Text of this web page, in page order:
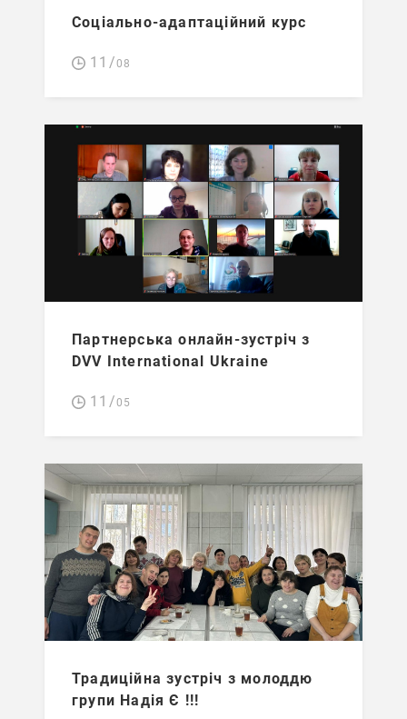
Соціально-адаптаційний курс
11/08
Партнерська онлайн-зустріч з
DVV International Ukraine
11/05
Традиційна зустріч з молоддю
групи Надія Є !!!